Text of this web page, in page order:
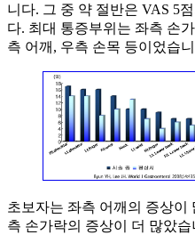
니다. 그 중 약 절반은 VAS 5
다. 최대 통증부위는 좌측 손
측 어깨, 우측 손목 등이었습
초보자는 좌측 어깨의 증상이
측 손가락의 증상이 더 많았